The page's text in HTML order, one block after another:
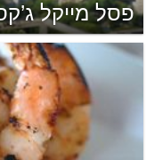
פסל מייקל